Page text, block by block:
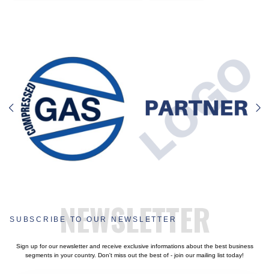
NEWSLETTER
SUBSCRIBE TO OUR NEWSLETTER
Sign up for our newsletter and receive exclusive informations about the best business
segments in your country. Don't miss out the best of - join our mailing list today!